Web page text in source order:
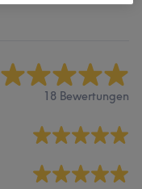
18 Bewertungen